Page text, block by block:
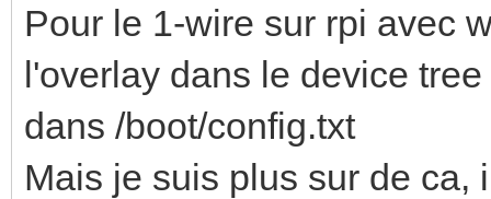
Pour le 1-wire sur rpi avec
l'overlay dans le device
dans /boot/config.txt
Mais je suis plus sur de